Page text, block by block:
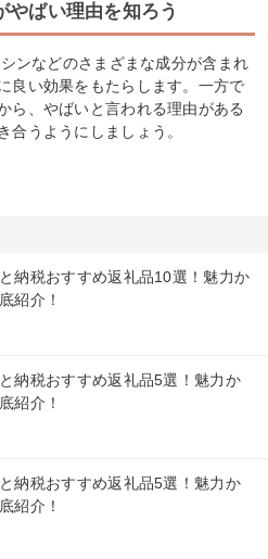
ばい理由を知ろう
ンなどのさまざまな成分が含まれ
良い効果をもたらします。一方で
ら、やばいと言われる理由がある
合うようにしましょう。
納税おすすめ返礼品10選！魅力か
紹介！
納税おすすめ返礼品5選！魅力か
紹介！
納税おすすめ返礼品5選！魅力か
紹介！